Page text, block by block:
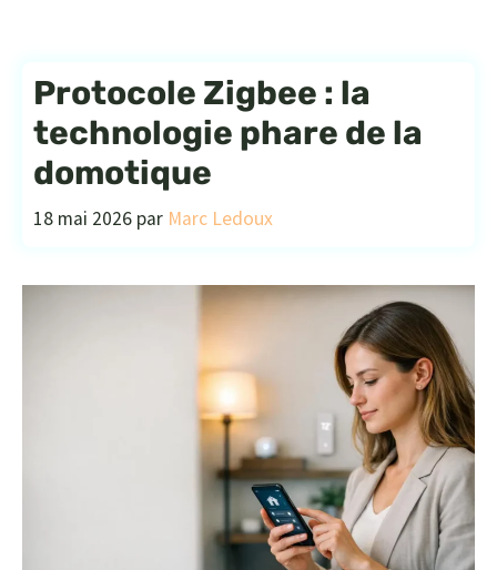
Protocole Zigbee : la
technologie phare de la
domotique
18 mai 2026 par Marc Ledoux